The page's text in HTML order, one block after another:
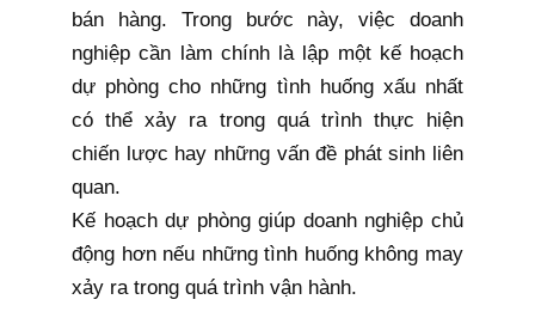
bán hàng. Trong bước này, việc doanh
nghiệp cần làm chính là lập một kế hoạch
dự phòng cho những tình huống xấu nhất
có thể xảy ra trong quá trình thực hiện
chiến lược hay những vấn đề phát sinh liên
quan.
Kế hoạch dự phòng giúp doanh nghiệp chủ
động hơn nếu những tình huống không may
xảy ra trong quá trình vận hành.